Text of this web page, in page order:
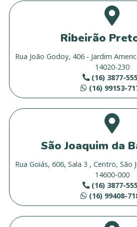
Ribeirão
Rua João Godoy, 406 - Jardim
14020-230
(16) 3877-
(16) 99153-
São Joaquim da
Rua Goiás, 606, Sala 3 , Centro, São
14600-000
(16) 3877-
(16) 99408-